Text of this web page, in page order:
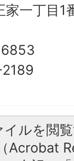
家一丁目
イルを閲
Acrobat